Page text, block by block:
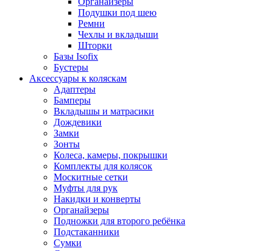
Подушки под шею
Ремни
Чехлы и вкладыши
Шторки
Базы Isofix
Бустеры
Аксессуары к коляскам
Адаптеры
Бамперы
Вкладышы и матрасики
Дождевики
Замки
Зонты
Колеса, камеры, покрышки
Комплекты для колясок
Москитные сетки
Муфты для рук
Накидки и конверты
Органайзеры
Подножки для второго ребёнка
Подстаканники
Сумки